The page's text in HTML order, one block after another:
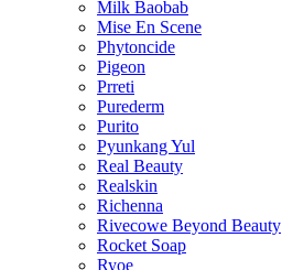
Milk Baobab
Mise En Scene
Phytoncide
Pigeon
Prreti
Purederm
Purito
Pyunkang Yul
Real Beauty
Realskin
Richenna
Rivecowe Beyond Beauty
Rocket Soap
Ryoe